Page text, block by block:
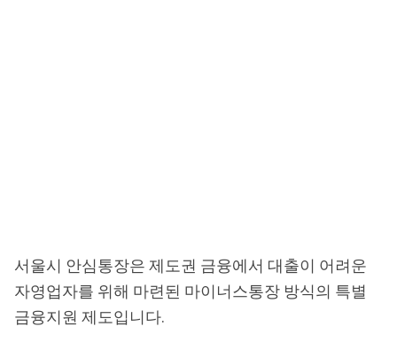
서울시 안심통장은 제도권 금융에서 대출이 어려운
자영업자를 위해 마련된 마이너스통장 방식의 특별
금융지원 제도입니다.